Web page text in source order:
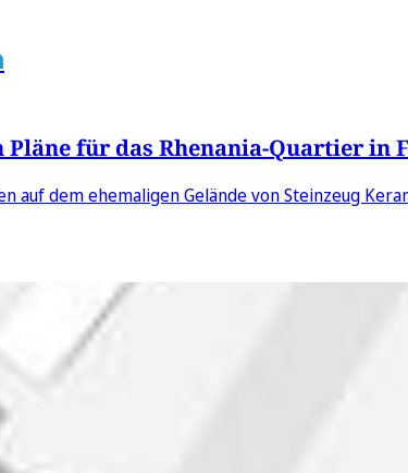
Pläne für das Rhenania-Quartier in
auf dem ehemaligen Gelände von Steinzeug